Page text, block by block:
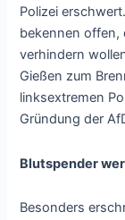
Polizei
bekennen offen,
verhindern
Gießen zum
linksextremen
Gründung der
Blutspender
Besonders